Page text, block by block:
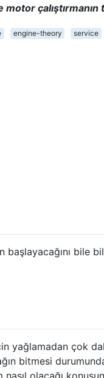
engine-theory service
başlayacağını bile
yağlamadan çok
bitmesi
nasıl olacağı